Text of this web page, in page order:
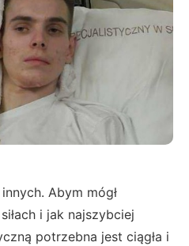
Abym mógł
i jak najszybciej
potrzebna jest ciągła i